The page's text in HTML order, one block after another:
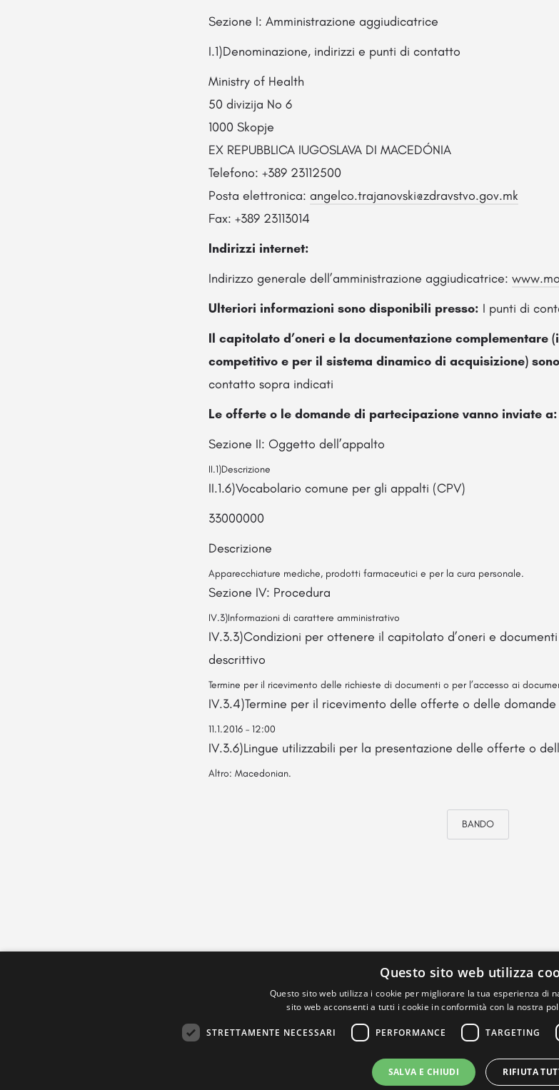
Sezione I: Amministrazione aggiudicatrice
I.1)Denominazione, indirizzi e punti di contatto
Ministry of Health
50 divizija No 6
1000 Skopje
EX REPUBBLICA IUGOSLAVA DI MACEDÓNIA
Telefono: +389 23112500
Posta elettronica: angelco.trajanovski@zdravstvo.gov.mk
Fax: +389 23113014
Indirizzi internet:
Indirizzo generale dell’amministrazione aggiudicatrice:
Ulteriori informazioni sono disponibili presso: I punti di
Il capitolato d’oneri e la documentazione complementare
competitivo e per il sistema dinamico di acquisizione)
contatto sopra indicati
Le offerte o le domande di partecipazione vanno inviate a:
Sezione II: Oggetto dell’appalto
II.1)Descrizione
II.1.6)Vocabolario comune per gli appalti (CPV)
33000000
Descrizione
Apparecchiature mediche, prodotti farmaceutici e per la cura personale.
Sezione IV: Procedura
IV.3)Informazioni di carattere amministrativo
IV.3.3)Condizioni per ottenere il capitolato d’oneri e
descrittivo
Termine per il ricevimento delle richieste di documenti o per l’accesso ai
IV.3.4)Termine per il ricevimento delle offerte o delle
11.1.2016 – 12:00
IV.3.6)Lingue utilizzabili per la presentazione delle offerte o
Altro: Macedonian.
BANDO
Questo sito web utilizza
Questo sito web utilizza i cookie per migliorare la tua esperienza di
sito web acconsenti a tutti i cookie in conformità con la nostra
STRETTAMENTE NECESSARI PERFORMANCE TARGETING
SALVA E CHIUDI RIFIUTA